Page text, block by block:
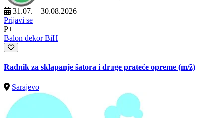
31.07. – 30.08.2026
Prijavi se
P+
Balon dekor BiH
Radnik za sklapanje šatora i druge prateće opreme (m/ž)
Sarajevo